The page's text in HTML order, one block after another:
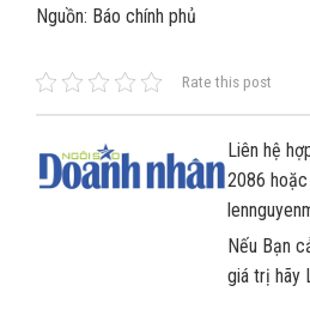
Nguồn: Báo chính phủ
Rate this post
Liên hệ
2086 hoặc
Nếu Bạn
giá trị hãy